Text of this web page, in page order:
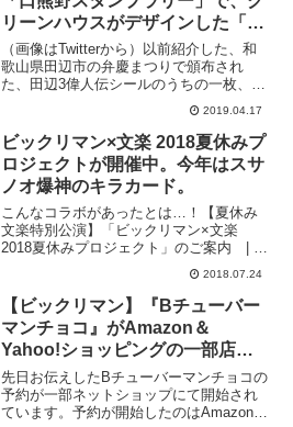
リーンハウスがデザインした「南
方熊楠のシール 金・銀」が抽選
でもらえる。4月27日〜。
（画像はTwitterから）以前紹介した、和
歌山県田辺市の弁慶まつりで頒布され
た、田辺3偉人伝シールのうちの一枚、南
方熊楠のシールが、全6種の金と銀のシー
ルとなってスタンプラリーの景品として
再び登場するとのこと。スタンプラリー
が開催される場...
2019.04.17
ビックリマン×文楽 2018夏休みプ
ロジェクトが開催中。今年はスサ
ノオ爆神のキラカード。
こんなコラボがあったとは…！【夏休み
文楽特別公演】「ビックリマン×文楽
2018夏休みプロジェクト」のご案内 | 独
立行政法人 日本芸術文化振興会大阪にあ
る国立文楽劇場で行われる「夏休み文楽
特別公演」のうちの特定日に配布される
とのこと。（7...
2018.07.24
【ビックリマン】『Bチューバー
マンチョコ』がAmazon＆
Yahoo!ショッピングの一部店舗
にて予約受付開始！東日本先行発
売。全24種。
先日お伝えしたBチューバーマンチョコの
予約が一部ネットショップにて開始され
ています。予約が開始したのはAmazonと